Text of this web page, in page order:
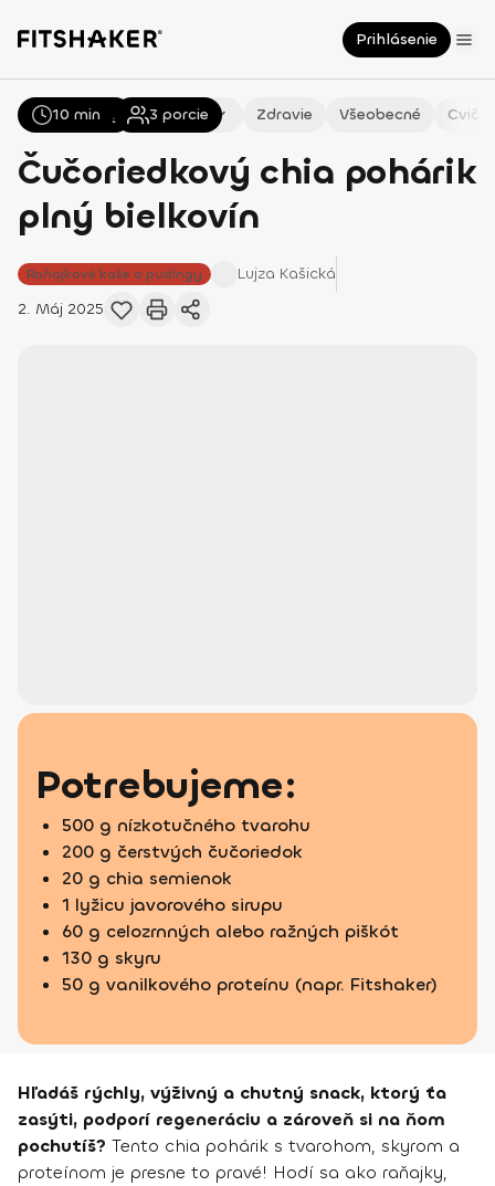
Prihlásenie
Všetky Recepty Zdravie Všeobecné
Čučoriedkový chia pohárik
plný bielkovín
Raňajkové kaše a pudingy Lujza Kašická
2. Máj 2025
10 min 3 porcie
Potrebujeme:
500 g nízkotučného tvarohu
200 g čerstvých čučoriedok
20 g chia semienok
1 lyžicu javorového sirupu
60 g celozrnných alebo ražných piškót
130 g skyru
50 g vanilkového proteínu (napr. Fitshaker)
Hľadáš rýchly, výživný a chutný snack, ktorý ťa
zasýti, podporí regeneráciu a zároveň si na ňom
pochutíš? Tento chia pohárik s tvarohom, skyrom a
proteínom je presne to pravé! Hodí sa ako raňajky,